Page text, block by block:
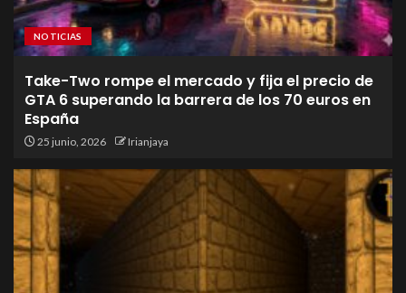
NOTICIAS
Take-Two rompe el mercado y fija el precio de
GTA 6 superando la barrera de los 70 euros en
España
25 junio, 2026 Irianjaya